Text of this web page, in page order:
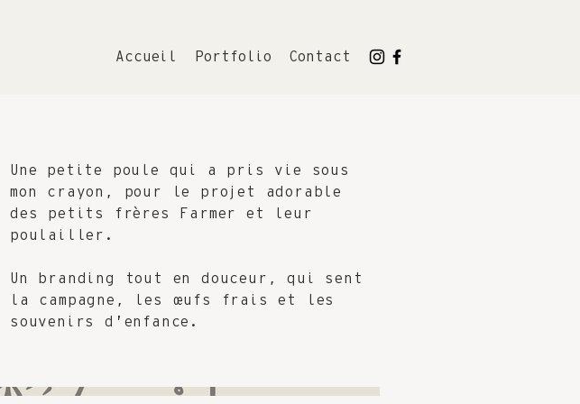
Accueil Portfolio Contact
Une petite poule qui a pris vie sous
mon crayon, pour le projet adorable
des petits frères Farmer et leur
poulailler.
Un branding tout en douceur, qui sent
la campagne, les œufs frais et les
souvenirs d’enfance.